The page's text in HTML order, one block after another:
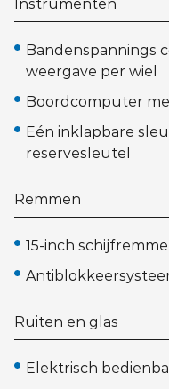
Instrumenten
Bandenspannings
weergave per wiel
Boordcomputer
Eén inklapbare
reservesleutel
Remmen
15-inch
Ruiten en glas
Elektrisch